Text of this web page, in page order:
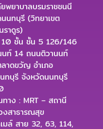
พยาบาลบรมราชชนนี
นทบุรี (วิทยาเขต
ราดูร)
10 ชั้น ชั้น 5 126/146
นท์ 14 ถนนติวานนท์
าดขวัญ อำเภอ
ทบุรี จังหวัดนนทบุรี
ทาง : MRT – สถานี
งสาธารณสุข
มล์ สาย 32, 63, 114,